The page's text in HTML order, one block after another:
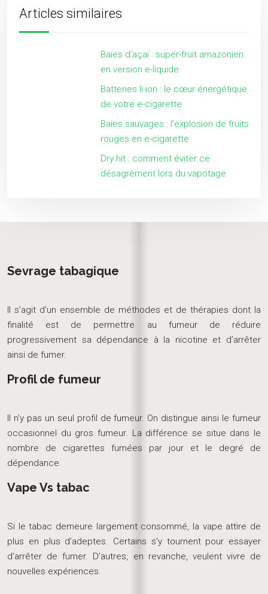
Articles similaires
Baies d’açaï : super-fruit amazonien
en version e-liquide
Batteries li-ion : le cœur énergétique
de votre e-cigarette
Baies sauvages : l’explosion de fruits
rouges en e-cigarette
Dry hit : comment éviter ce
désagrément lors du vapotage
Sevrage tabagique
Il s’agit d’un ensemble de méthodes et de thérapies dont la
finalité est de permettre au fumeur de réduire
progressivement sa dépendance à la nicotine et d’arrêter
ainsi de fumer.
Profil de fumeur
Il n’y pas un seul profil de fumeur. On distingue ainsi le fumeur
occasionnel du gros fumeur. La différence se situe dans le
nombre de cigarettes fumées par jour et le degré de
dépendance.
Vape Vs tabac
Si le tabac demeure largement consommé, la vape attire de
plus en plus d’adeptes. Certains s’y tournent pour essayer
d’arrêter de fumer. D’autres, en revanche, veulent vivre de
nouvelles expériences.